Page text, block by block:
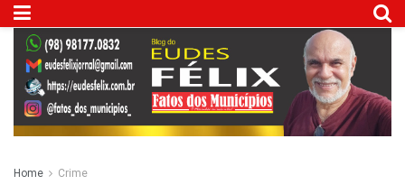
Home Crime